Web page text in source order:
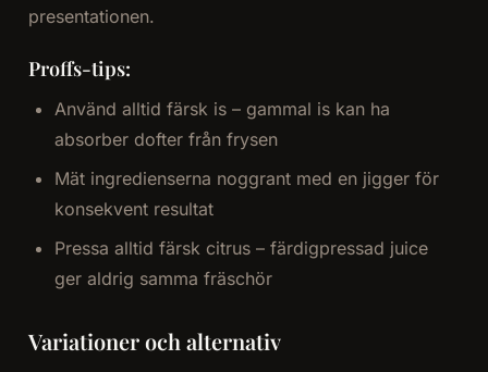
presentationen.
Proffs-tips:
Använd alltid färsk is – gammal is kan ha
absorber dofter från frysen
Mät ingredienserna noggrant med en jigger för
konsekvent resultat
Pressa alltid färsk citrus – färdigpressad juice
ger aldrig samma fräschör
Variationer och alternativ